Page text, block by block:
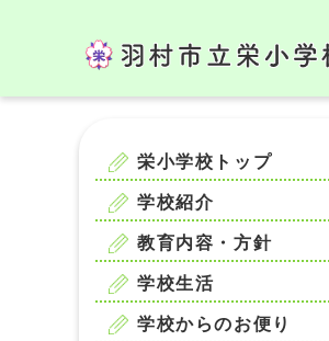
栄小学校トップ
学校紹介
教育内容・方針
学校生活
学校からのお便り